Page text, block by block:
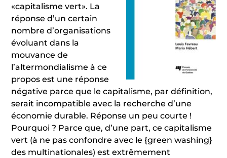
«capitalisme vert». La
réponse d’un certain
nombre d’organisations
évoluant dans la
mouvance de
l’altermondialisme à ce
propos est une réponse
négative parce que le capitalisme, par définition,
serait incompatible avec la recherche d’une
économie durable. Réponse un peu courte !
Pourquoi ? Parce que, d’une part, ce capitalisme
vert (à ne pas confondre avec le {green washing}
des multinationales) est extrêmement